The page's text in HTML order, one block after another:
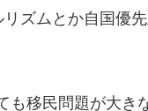
ズムとか自国優
も移民問題が大き